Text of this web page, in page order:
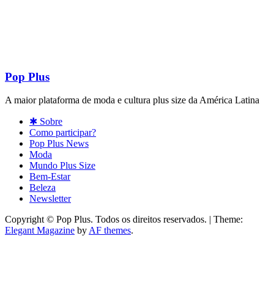
Pop Plus
A maior plataforma de moda e cultura plus size da América Latina
✱ Sobre
Como participar?
Pop Plus News
Moda
Mundo Plus Size
Bem-Estar
Beleza
Newsletter
Copyright © Pop Plus. Todos os direitos reservados. | Theme:
Elegant Magazine by AF themes.